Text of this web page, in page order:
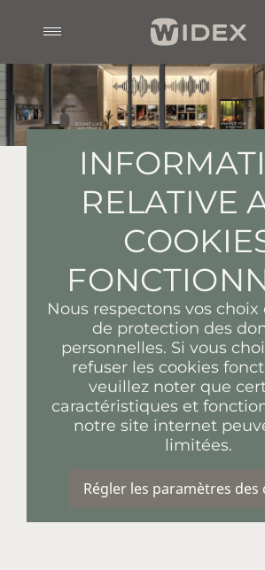
RELATIVE
Nous respectons vos
de protection des
personnelles. Si vous
refuser les cookies
veuillez noter que
caractéristiques et
notre site internet
limitées.
Régler les paramètres des